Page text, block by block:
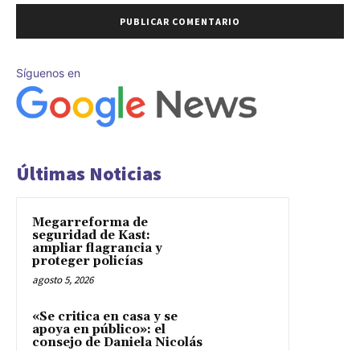
Síguenos en
Últimas Noticias
Megarreforma de
seguridad de Kast:
ampliar flagrancia y
proteger policías
agosto 5, 2026
«Se critica en casa y se
apoya en público»: el
consejo de Daniela Nicolás